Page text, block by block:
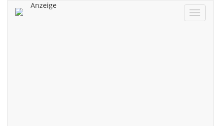
ein/aus
Anzeige